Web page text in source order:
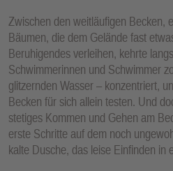
Zwischen den weitläufigen Becken,
Bäumen, die dem Gelände fast
Beruhigendes verleihen, kehrte
Schwimmerinnen und Schwimmer
glitzernden Wasser – konzentriert,
Becken für sich allein testen. Und
stetiges Kommen und Gehen am
erste Schritte auf dem noch
kalte Dusche, das leise Einfinden in